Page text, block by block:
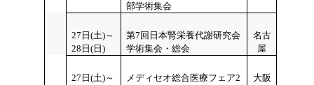
部学術集会
27日(土)～
28日(日)
第7回日本腎栄養代謝研究会
学術集会・総会
名古
屋
27日(土)～
メディセオ総合医療フェア2
大阪